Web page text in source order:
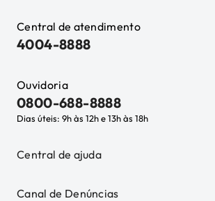
Central de atendimento
4004-8888
Ouvidoria
0800-688-8888
Dias úteis: 9h às 12h e 13h às 18h
Central de ajuda
Canal de Denúncias